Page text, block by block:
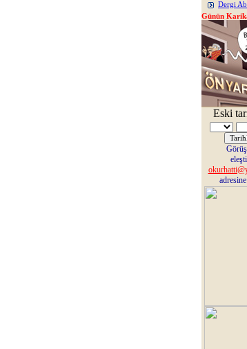
Dergi
Günün
Eski